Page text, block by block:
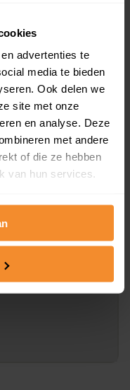
advertenties te
media te bieden
Ook delen we
site met onze
en analyse. Deze
met andere
of die ze hebben
van hun services.
en
erfgrenzen,